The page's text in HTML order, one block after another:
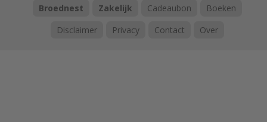
Broednest Zakelijk Cadeaubon
Boeken
Disclaimer
Privacy Contact Over